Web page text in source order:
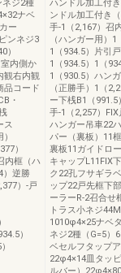
ネジ2種
ナベ
ー
ンネジ3
）
内側か
観右内観
品コード
・
ス
）
内框（ハ
）逆勝
）-戸
）
ハンドル加工付
ンドル加工付き
手-1（2,167）召
（ハンガー用）
1（934.5）片引
1（934.5）1（
1（930.5）ハン
（正勝手）1（
ー下桟B1（
手-1（2,257）
ハンガー吊車22
パー（裏板）11
裏板11ガイドロ
キャップL11FIX
ク22孔フサギラ
ップ22戸先框下
ーラーR-2召合せ
トラス小ネジ
1010φ4×25ナベ
ネジ2種（G=5）
ベセルフタップ
22φ4×14皿タッ
ルバー）